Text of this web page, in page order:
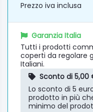
Prezzo iva inclusa
Garanzia Italia
Tutti i prodotti
coperti da regolare
Italiani.
Sconto di 5,00
Lo sconto di 5
prodotto in più
minimo del